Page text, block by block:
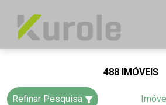
488 IMÓVEIS
Refinar Pesquisa